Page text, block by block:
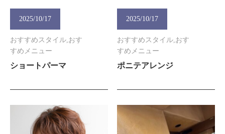
2025/10/17
おすすめスタイル,おす
すめメニュー
ショートパーマ
2025/10/17
おすすめスタイル,おす
すめメニュー
ポニテアレンジ